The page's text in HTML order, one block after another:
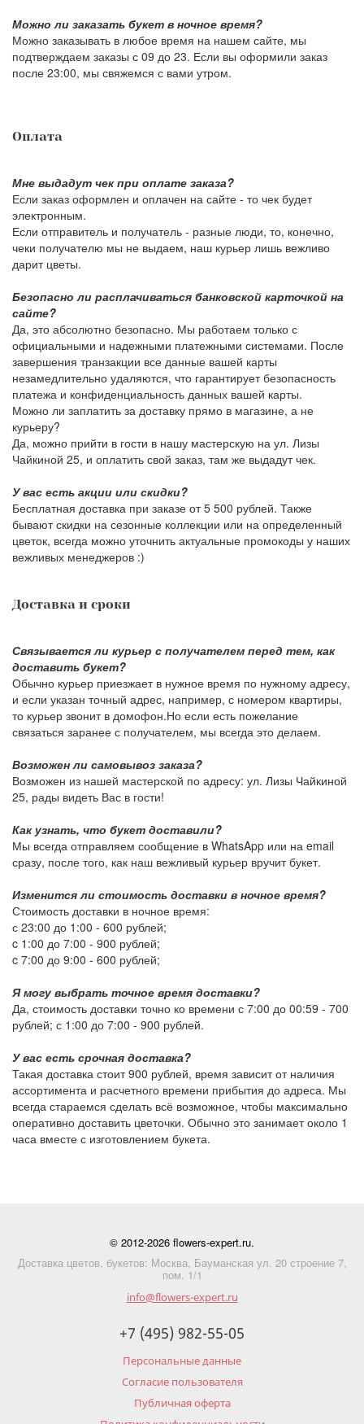
Можно ли заказать букет в ночное время?
Можно заказывать в любое время на нашем сайте, мы
подтверждаем заказы с 09 до 23. Если вы оформили заказ
после 23:00, мы свяжемся с вами утром.
Оплата
Мне выдадут чек при оплате заказа?
Если заказ оформлен и оплачен на сайте - то чек будет
электронным.
Если отправитель и получатель - разные люди, то, конечно,
чеки получателю мы не выдаем, наш курьер лишь вежливо
дарит цветы.
Безопасно ли расплачиваться банковской карточкой на
сайте?
Да, это абсолютно безопасно. Мы работаем только с
официальными и надежными платежными системами. После
завершения транзакции все данные вашей карты
незамедлительно удаляются, что гарантирует безопасность
платежа и конфиденциальность данных вашей карты.
Можно ли заплатить за доставку прямо в магазине, а не
курьеру?
Да, можно прийти в гости в нашу мастерскую на ул. Лизы
Чайкиной 25, и оплатить свой заказ, там же выдадут чек.
У вас есть акции или скидки?
Бесплатная доставка при заказе от 5 500 рублей. Также
бывают скидки на сезонные коллекции или на определенный
цветок, всегда можно уточнить актуальные промокоды у наших
вежливых менеджеров :)
Доставка и сроки
Связывается ли курьер с получателем перед тем, как
доставить букет?
Обычно курьер приезжает в нужное время по нужному адресу,
и если указан точный адрес, например, с номером квартиры,
то курьер звонит в домофон.Но если есть пожелание
связаться заранее с получателем, мы всегда это делаем.
Возможен ли самовывоз заказа?
Возможен из нашей мастерской по адресу: ул. Лизы Чайкиной
25, рады видеть Вас в гости!
Как узнать, что букет доставили?
Мы всегда отправляем сообщение в WhatsApp или на email
сразу, после того, как наш вежливый курьер вручит букет.
Изменится ли стоимость доставки в ночное время?
Стоимость доставки в ночное время:
с 23:00 до 1:00 - 600 рублей;
c 1:00 до 7:00 - 900 рублей;
c 7:00 до 9:00 - 600 рублей;
Я могу выбрать точное время доставки?
Да, стоимость доставки точно ко времени с 7:00 до 00:59 - 700
рублей; с 1:00 до 7:00 - 900 рублей.
У вас есть срочная доставка?
Такая доставка стоит900 рублей, время зависит от наличия
ассортимента и расчетного времени прибытия до адреса. Мы
всегда стараемся сделать всё возможное, чтобы максимально
оперативно доставить цветочки. Обычно это занимает около 1
часа вместе с изготовлением букета.
© 2012-2026 flowers-expert.ru.
Доставка цветов, букетов: Москва, Бауманская ул. 20 строение 7,
пом. 1/1
info@flowers-expert.ru
+7 (495) 982-55-05
Персональные данные
Согласие пользователя
Публичная оферта